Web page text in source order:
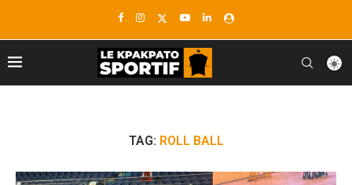
TAG: ROLL BALL